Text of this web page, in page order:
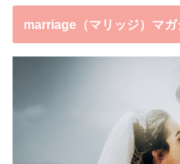
marriage（マリッジ）マガ